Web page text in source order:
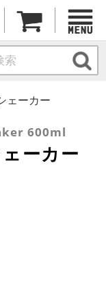
ェーカー
600ml
ーカー